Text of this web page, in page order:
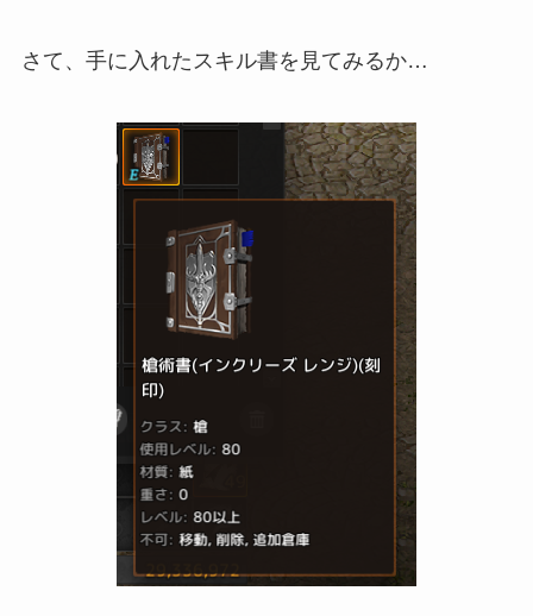
さて、手に入れたスキル書を見てみるか…